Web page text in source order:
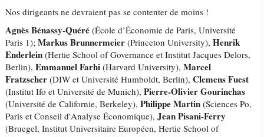
Nos dirigeants ne devraient pas se contenter de moins !
Agnès Bénassy-Quéré (École d’Économie de Paris, Université
Paris 1);Markus Brunnermeier (Princeton University),Henrik
Enderlein (Hertie School of Governance et Institut Jacques Delors,
Berlin),Emmanuel Farhi (Harvard University),Marcel
Fratzscher (DIW et Université Humboldt, Berlin),Clemens Fuest
(Institut Ifo et Université de Munich),Pierre-Olivier Gourinchas
(Université de Californie, Berkeley),Philippe Martin (Sciences Po,
Paris et Conseil d'Analyse Économique),Jean Pisani-Ferry
(Bruegel, Institut Universitaire Européen, Hertie School of